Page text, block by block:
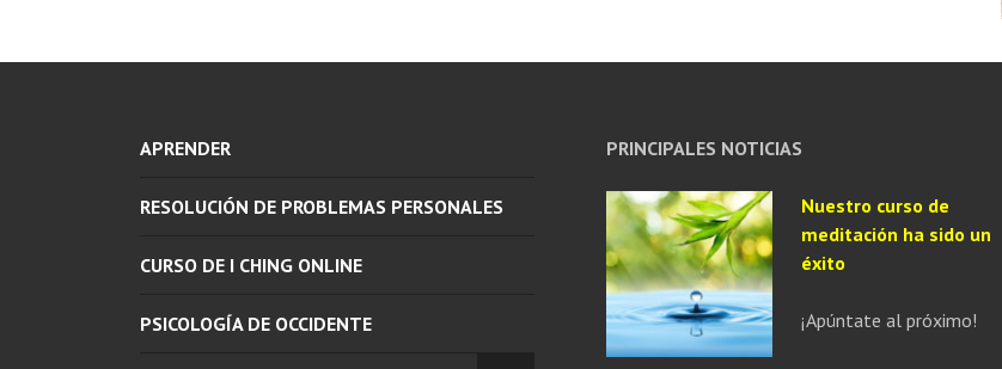
APRENDER
RESOLUCIÓN DE PROBLEMAS PERSONALES
CURSO DE I CHING ONLINE
PSICOLOGÍA DE OCCIDENTE
PRINCIPALES NOTICIAS
Nuestro curso de
meditación ha sido un
éxito
¡Apúntate al próximo!